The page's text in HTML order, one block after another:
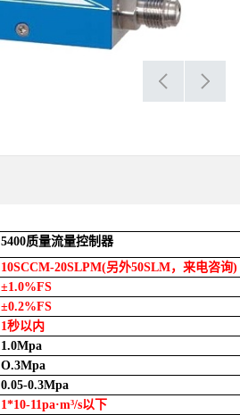
5400质量流量控制器
10SCCM-20SLPM(另外50SLM，来电咨询)
±1.0%FS
±0.2%FS
1秒以内
1.0Mpa
O.3Mpa
0.05-0.3Mpa
1*10-11pa·m³/s以下